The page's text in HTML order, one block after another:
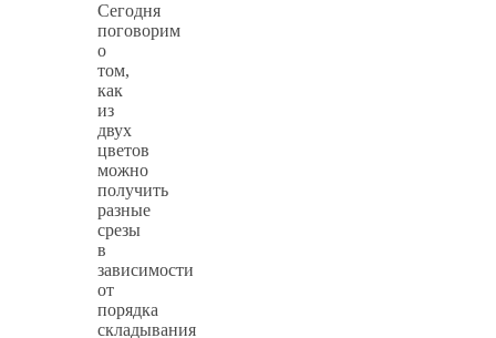
Сегодня
поговорим
о
том,
как
из
двух
цветов
можно
получить
разные
срезы
в
зависимости
от
порядка
складывания